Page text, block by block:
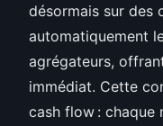
désormais sur des
automatiquement
agrégateurs,
immédiat. Cette
cash flow : chaque